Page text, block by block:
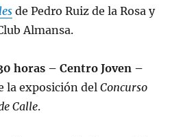
de Pedro Ruiz de la Rosa y
Almansa.
horas – Centro Joven –
la exposición delConcurso
Calle.